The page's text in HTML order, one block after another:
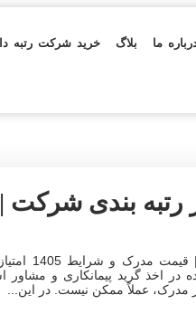
ما بلاگ خرید شرکت رتبه
رتبه‌ بندی
امتیاز
در اخذ گرید پیمانکاری و مشاور
مدرک، عملاً ممکن نیست. در این...